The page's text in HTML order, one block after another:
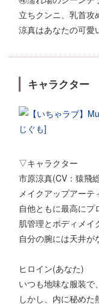
立ちクンニ、乳首
涼真はあなたの可
キャラクター
▽キャラクター
市原涼真(CV：猿飛
メイクアップアー
自他ともに最高にプ
肌管理とボディメイ
自分の腕には天井
ヒロイン(あなた)
いつも地味な服装で
しかし、内に秘め